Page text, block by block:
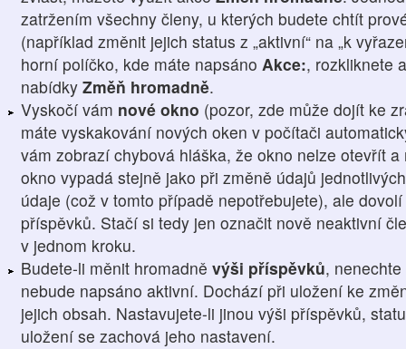
zatržením všechny členy, u kterých budete chtít
(například změnit jejich status z „aktivní“ na „k
horní políčko, kde máte napsáno Akce:, rozkliknete
nabídky Změň hromadně.
Vyskočí vám nové okno (pozor, zde může dojít ke
máte vyskakování nových oken v počítači
vám zobrazí chybová hláška, že okno nelze otevřít
okno vypadá stejně jako při změně údajů
údaje (což v tomto případě nepotřebujete), ale
příspěvků. Stačí si tedy jen označit nově neaktivní
v jednom kroku.
Budete-li měnit hromadně výši příspěvků,
nebude napsáno aktivní. Dochází při uložení ke
jejich obsah. Nastavujete-li jinou výši příspěvků,
uložení se zachová jeho nastavení.